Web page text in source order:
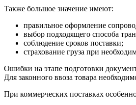
Также большое значение имеют:
правильное оформление
выбор подходящего способа
соблюдение сроков поставки;
страхование груза при
Ошибки на этапе подготовки
Для законного ввоза товара
При коммерческих поставках